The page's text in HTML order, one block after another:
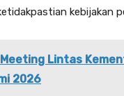
kebijakan
Lintas
2026